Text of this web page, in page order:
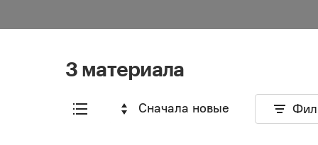
3 материала
Сначала новые